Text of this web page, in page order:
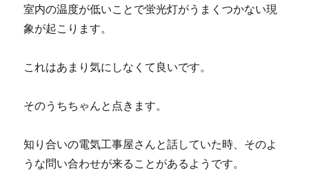
室内の温度が低いことで蛍光灯がうまくつかない現
象が起こります。
これはあまり気にしなくて良いです。
そのうちちゃんと点きます。
知り合いの電気工事屋さんと話していた時、そのよ
うな問い合わせが来ることがあるようです。